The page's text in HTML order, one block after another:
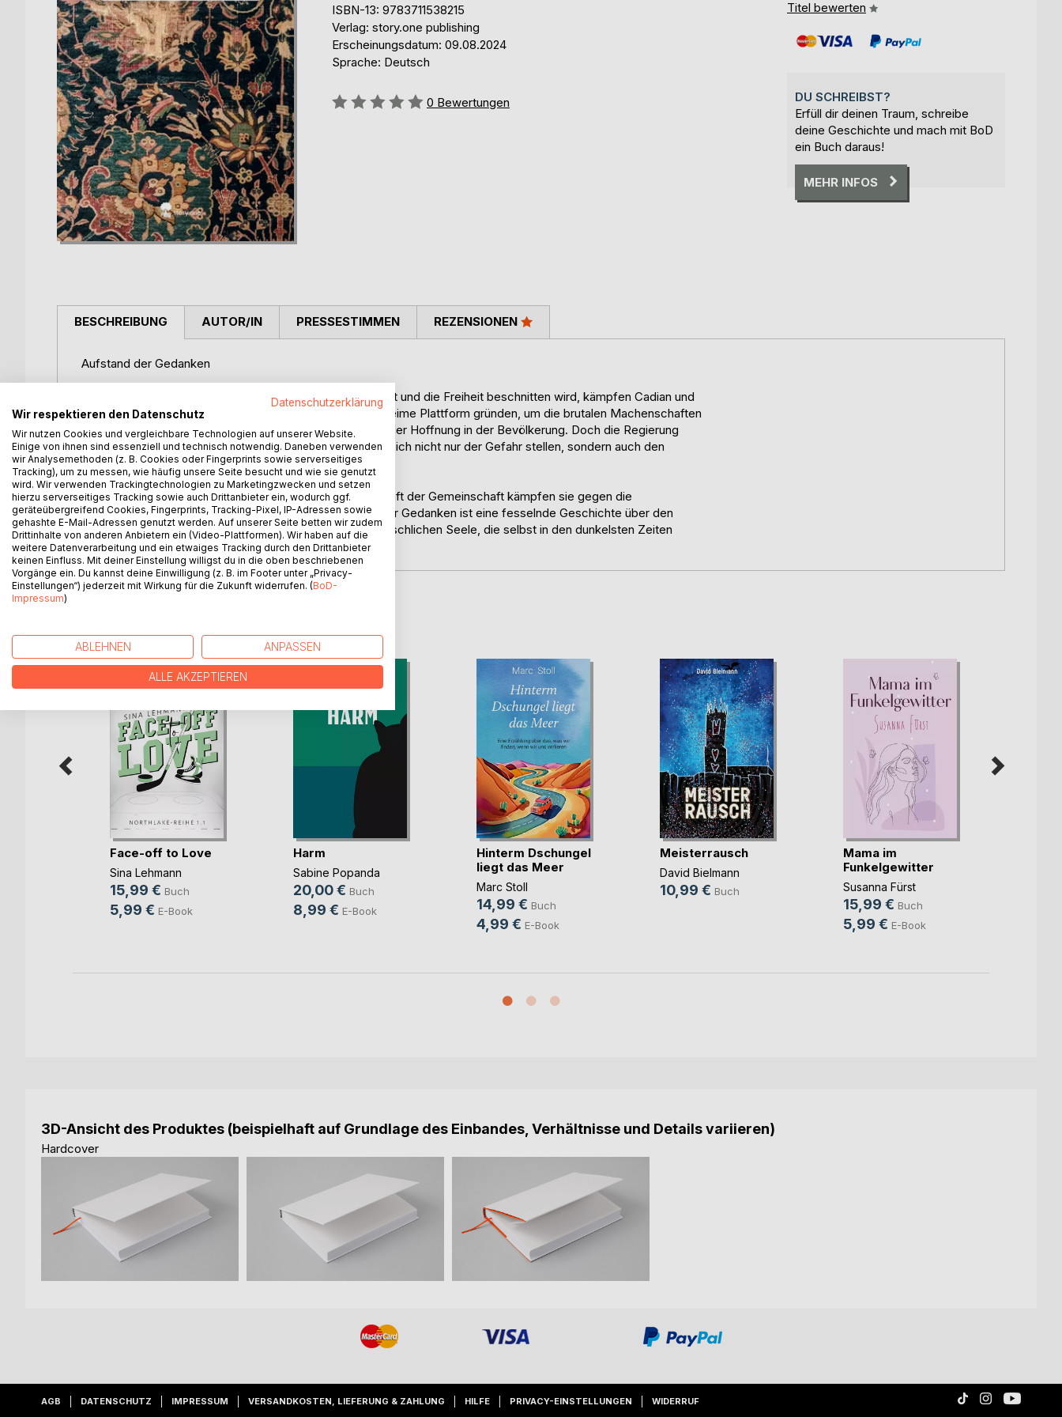
ISBN-13: 9783711538215
Verlag: story.one publishing
Erscheinungsdatum: 09.08.2024
Sprache: Deutsch
Bewertung::
0 Bewertungen
Titel bewerten
DU SCHREIBST?
Erfüll dir deinen Traum, schreibe
deine Geschichte und mach mit BoD
ein Buch daraus!
MEHR INFOS
BESCHREIBUNG
Aufstand der Gedanken
In einer dystopischen Welt, in der die Wahrheit unterdrückt und die Freiheit beschnitten wird, kämpfen Cadian und
Lena für das, was ihnen am Herzen liegt. Als sie eine geheime Plattform gründen, um die brutalen Machenschaften
der Regierung aufzudecken, entfachen sie eine Flamme der Hoffnung in der Bevölkerung. Doch die Regierung
reagiert mit aller Macht, und die beiden Freunde müssen sich nicht nur der Gefahr stellen, sondern auch den
Herausforderungen des Widerstands.
Mit einer Mischung aus Mut, Entschlossenheit und der Kraft der Gemeinschaft kämpfen sie gegen die
Unterdrückung und für eine bessere Zukunft. Aufstand der Gedanken ist eine fesselnde Geschichte über den
unermüdlichen Kampf für Freiheit und die Stärke der menschlichen Seele, die selbst in den dunkelsten Zeiten
leuchtet.
AUTOR/IN PRESSESTIMMEN REZENSIONEN
Face-off to Love
Sina Lehmann
15,99 € Buch
5,99 € E-Book
Harm
Sabine Popanda
20,00 € Buch
8,99 € E-Book
Hinterm Dschungel
liegt das Meer
Marc Stoll
14,99 € Buch
4,99 € E-Book
Meisterrausch
David Bielmann
10,99 € Buch
Mama im
Funkelgewitter
Susanna Fürst
15,99 € Buch
5,99 € E-Book
3D-Ansicht des Produktes (beispielhaft auf Grundlage des Einbandes, Verhältnisse und Details variieren)
Hardcover
AGB DATENSCHUTZ IMPRESSUM VERSANDKOSTEN, LIEFERUNG & ZAHLUNG HILFE PRIVACY-EINSTELLUNGEN WIDERRUF
Datenschutzerklärung
Wir respektieren den Datenschutz
Wir nutzen Cookies und vergleichbare Technologien auf unserer Website.
Einige von ihnen sind essenziell und technisch notwendig. Daneben verwenden
wir Analysemethoden (z. B. Cookies oder Fingerprints sowie serverseitiges
Tracking), um zu messen, wie häufig unsere Seite besucht und wie sie genutzt
wird. Wir verwenden Trackingtechnologien zu Marketingzwecken und setzen
hierzu serverseitiges Tracking sowie auch Drittanbieter ein, wodurch ggf.
geräteübergreifend Cookies, Fingerprints, Tracking-Pixel, IP-Adressen sowie
gehashte E-Mail-Adressen genutzt werden. Auf unserer Seite betten wir zudem
Drittinhalte von anderen Anbietern ein (Video-Plattformen). Wir haben auf die
weitere Datenverarbeitung und ein etwaiges Tracking durch den Drittanbieter
keinen Einfluss. Mit deiner Einstellung willigst du in die oben beschriebenen
Vorgänge ein. Du kannst deine Einwilligung (z. B. im Footer unter „Privacy-
Einstellungen“) jederzeit mit Wirkung für die Zukunft widerrufen. (BoD-
Impressum)
ABLEHNEN ANPASSEN
ALLE AKZEPTIEREN